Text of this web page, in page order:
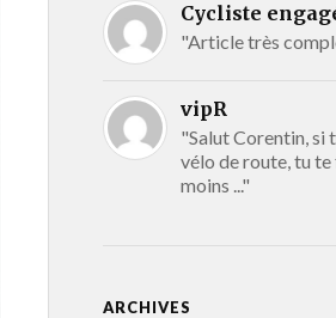
Cycliste
"Article très
vipR
"Salut Corentin, si
vélo de route, tu
moins ..."
ARCHIVES